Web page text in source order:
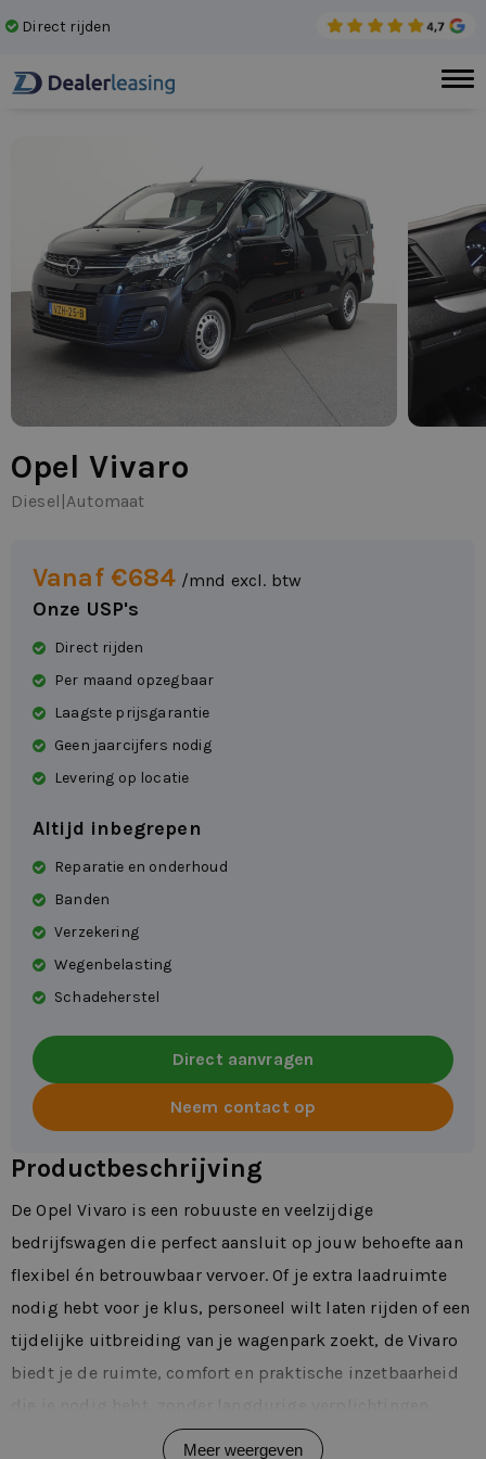
Direct rijden
Opel Vivaro
Diesel |Automaat
Vanaf €684 /mnd excl. btw
Onze USP's
Direct rijden
Per maand opzegbaar
Laagste prijsgarantie
Geen jaarcijfers nodig
Levering op locatie
Altijd inbegrepen
Reparatie en onderhoud
Banden
Verzekering
Wegenbelasting
Schadeherstel
Direct aanvragen
Neem contact op
Productbeschrijving
De Opel Vivaro is een robuuste en veelzijdige
bedrijfswagen die perfect aansluit op jouw behoefte aan
flexibel én betrouwbaar vervoer. Of je extra laadruimte
nodig hebt voor je klus, personeel wilt laten rijden of een
tijdelijke uitbreiding van je wagenpark zoekt, de Vivaro
biedt je de ruimte, comfort en praktische inzetbaarheid
In de dagelijkse praktijk valt de Opel Vivaro op door zijn
Meer weergeven